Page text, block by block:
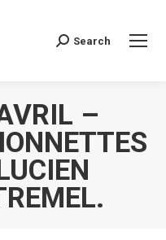
Recherche
Search
–